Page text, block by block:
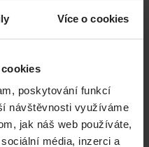
Více o cookies
poskytování funkcí
návštěvnosti využíváme
jak náš web používáte,
média, inzerci a